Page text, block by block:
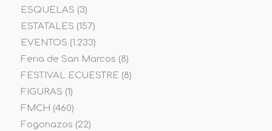
ESQUELAS (3)
ESTATALES (157)
EVENTOS (1.233)
Feria de San Marcos (8)
FESTIVAL ECUESTRE (8)
FIGURAS (1)
FMCH (460)
Fogonazos (22)